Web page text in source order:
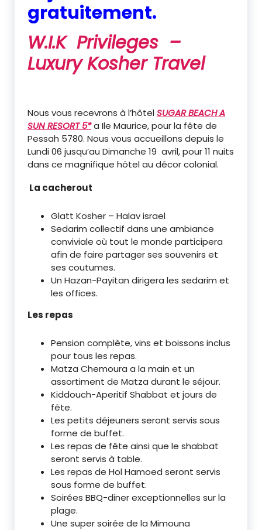
gratuitement.
W.I.K Privileges –
Luxury Kosher Travel
Nous vous recevrons à l’hôtelSUGAR BEACH A
SUN RESORT 5*a Ile Maurice, pour la fête de
Pessah 5780. Nous vous accueillons depuis le
Lundi 06 jusqu’au Dimanche 19 avril, pour 11 nuits
dans ce magnifique hôtel au décor colonial.
La cacherout
Glatt Kosher – Halav israel
Sedarim collectif dans une ambiance
conviviale où tout le monde participera
afin de faire partager ses souvenirs et
ses coutumes.
Un Hazan-Payitan dirigera les sedarim et
les offices.
Les repas
Pension complète, vins et boissons inclus
pour tous les repas.
Matza Chemoura a la main et un
assortiment de Matza durant le séjour.
Kiddouch-Aperitif Shabbat et jours de
fête.
Les petits déjeuners seront servis sous
forme de buffet.
Les repas de fête ainsi que le shabbat
seront servis à table.
Les repas de Hol Hamoed seront servis
sous forme de buffet.
Soirées BBQ-diner exceptionnelles sur la
plage.
Une super soirée de la Mimouna